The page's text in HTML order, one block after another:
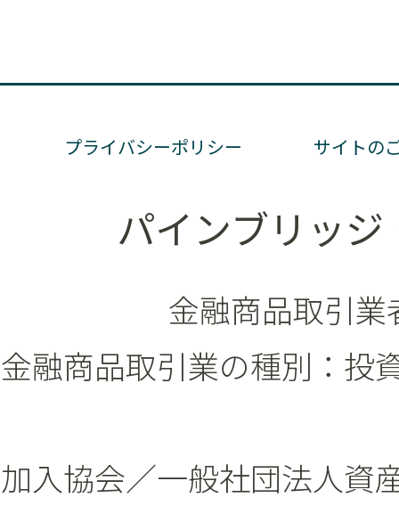
プライバシーポリシー サイトの
パインブリッ
金融商品取引
金融商品取引業の種別：投
加入協会／一般社団法人資